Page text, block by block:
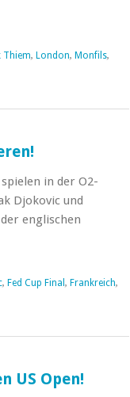
Thiem, London, Monfils,
in der O2-
Djokovic und
englischen
, Fed Cup Final , Frankreich,
US Open!